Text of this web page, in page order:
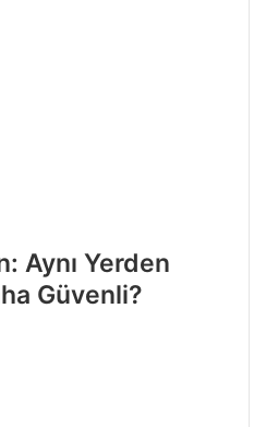
Aynı Yerden
Güvenli?